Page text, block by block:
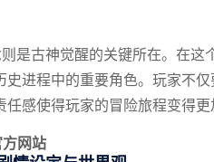
则是古神觉醒的关键所在。在
史进程中的重要角色。玩家不
任感使得玩家的冒险旅程变得更
网站